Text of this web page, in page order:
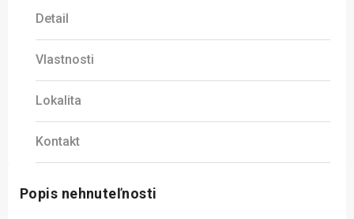
Detail
Vlastnosti
Lokalita
Kontakt
Popis nehnuteľnosti